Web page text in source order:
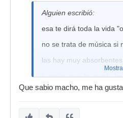
Alguien escribió:
esa te dirá toda la vida
no se trata de música si
las hay muy absorbentes
lo mejor que te puede
diese a elegir.
Que sabio macho, me ha